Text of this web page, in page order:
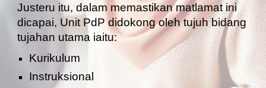
Justeru itu, dalam memastikan matlamat ini
dicapai, Unit PdP didokong oleh tujuh bidang
tujahan utama iaitu:
Kurikulum
Instruksional